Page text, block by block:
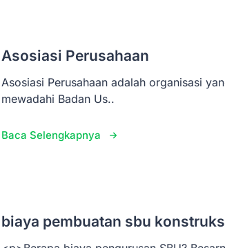
Asosiasi Perusahaan
Asosiasi Perusahaan adalah organisasi
mewadahi Badan Us..
Baca Selengkapnya
biaya pembuatan sbu